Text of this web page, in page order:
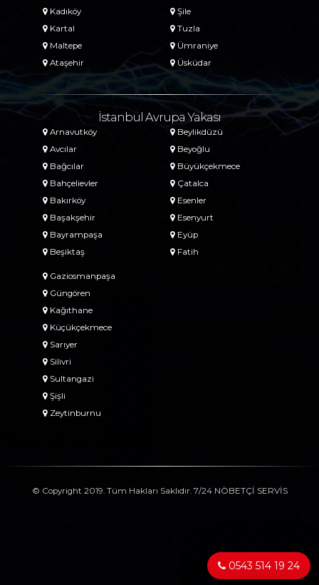
Kadıköy
Kartal
Maltepe
Ataşehir
Şile
Tuzla
Ümraniye
Üsküdar
İstanbul Avrupa Yakası
Arnavutköy
Avcılar
Bağcılar
Bahçelievler
Bakırköy
Başakşehir
Bayrampaşa
Beşiktaş
Beylikdüzü
Beyoğlu
Büyükçekmece
Çatalca
Esenler
Esenyurt
Eyüp
Fatih
Gaziosmanpaşa
Güngören
Kağıthane
Küçükçekmece
Sarıyer
Silivri
Sultangazi
Şişli
Zeytinburnu
© Copyright 2019. Tüm Hakları Saklıdır. 7/24 NÖBETÇİ SERVİS
0543 514 19 24